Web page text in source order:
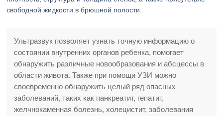
свободной жидкости в брюшной полости.
Ультразвук позволяет узнать точную информацию о
состоянии внутренних органов ребенка, помогает
обнаружить различные новообразования и абсцессы в
области живота. Также при помощи УЗИ можно
своевременно обнаружить целый ряд опасных
заболеваний, таких как панкреатит, гепатит,
желчнокаменная болезнь, холецистит, заболевания